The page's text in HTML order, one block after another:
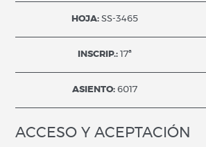
HOJA: SS-3465
INSCRIP.: 17ª
ASIENTO: 6017
ACCESO Y ACEPTACIÓN